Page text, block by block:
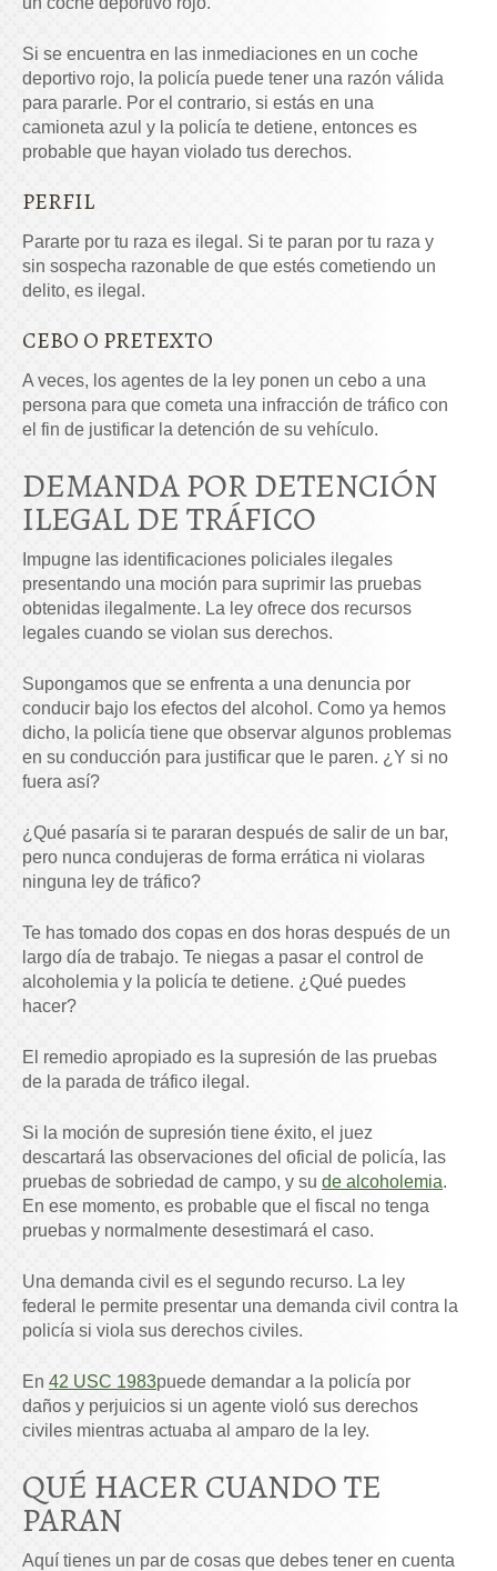
Si se encuentra en las inmediaciones en un coche
deportivo rojo, la policía puede tener una razón válida
para pararle. Por el contrario, si estás en una
camioneta azul y la policía te detiene, entonces es
probable que hayan violado tus derechos.
PERFIL
Pararte por tu raza es ilegal. Si te paran por tu raza y
sin sospecha razonable de que estés cometiendo un
delito, es ilegal.
CEBO O PRETEXTO
A veces, los agentes de la ley ponen un cebo a una
persona para que cometa una infracción de tráfico con
el fin de justificar la detención de su vehículo.
DEMANDA POR DETENCIÓN
ILEGAL DE TRÁFICO
Impugne las identificaciones policiales ilegales
presentando una moción para suprimir las pruebas
obtenidas ilegalmente. La ley ofrece dos recursos
legales cuando se violan sus derechos.
Supongamos que se enfrenta a una denuncia por
conducir bajo los efectos del alcohol. Como ya hemos
dicho, la policía tiene que observar algunos problemas
en su conducción para justificar que le paren. ¿Y si no
fuera así?
¿Qué pasaría si te pararan después de salir de un bar,
pero nunca condujeras de forma errática ni violaras
ninguna ley de tráfico?
Te has tomado dos copas en dos horas después de un
largo día de trabajo. Te niegas a pasar el control de
alcoholemia y la policía te detiene. ¿Qué puedes
hacer?
El remedio apropiado es la supresión de las pruebas
de la parada de tráfico ilegal.
Si la moción de supresión tiene éxito, el juez
descartará las observaciones del oficial de policía, las
pruebas de sobriedad de campo, y su de alcoholemia.
En ese momento, es probable que el fiscal no tenga
pruebas y normalmente desestimará el caso.
Una demanda civil es el segundo recurso. La ley
federal le permite presentar una demanda civil contra la
policía si viola sus derechos civiles.
En 42 USC 1983puede demandar a la policía por
daños y perjuicios si un agente violó sus derechos
civiles mientras actuaba al amparo de la ley.
QUÉ HACER CUANDO TE
PARAN
Aquí tienes un par de cosas que debes tener en cuenta